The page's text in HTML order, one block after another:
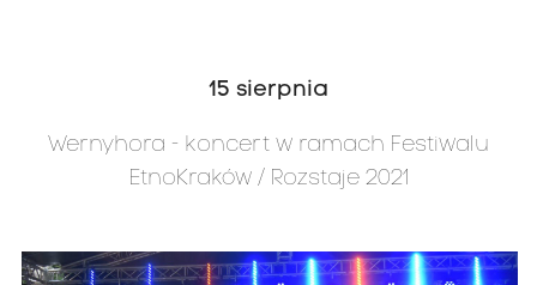
15 sierpnia
Wernyhora - koncert w ramach Festiwalu
EtnoKraków / Rozstaje 2021